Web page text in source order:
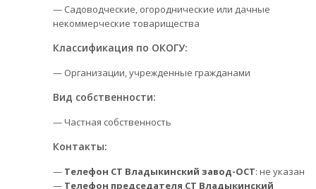
— Садоводческие, огороднические или дачные
некоммерческие товарищества
Классификация по ОКОГУ:
— Организации, учрежденные гражданами
Вид собственности:
— Частная собственность
Контакты:
— Телефон СТ Владыкинский завод-ОСТ: не указан
— Телефон председателя СТ Владыкинский